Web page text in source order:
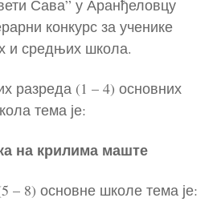
Сава” у Аранђеловцу
конкурс за ученике
и средњих школа.
разреда (1 – 4) основних
тема је:
на крилима маште
– 8) основне школе тема је: